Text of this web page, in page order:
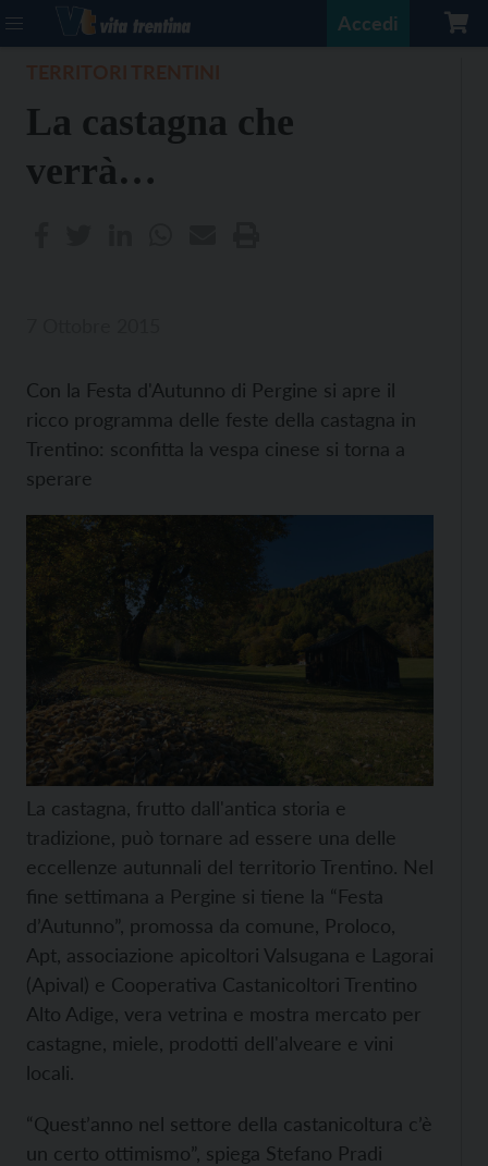
Accedi
La castagna che
verrà…
Con la Festa d'Autunno di Pergine si apre il
ricco programma delle feste della castagna in
Trentino: sconfitta la vespa cinese si torna a
sperare
La castagna, frutto dall'antica storia e
tradizione, può tornare ad essere una delle
eccellenze autunnali del territorio Trentino. Nel
fine settimana a Pergine si tiene la “Festa
d’Autunno”, promossa da comune, Proloco,
Apt, associazione apicoltori Valsugana e Lagorai
(Apival) e Cooperativa Castanicoltori Trentino
Alto Adige, vera vetrina e mostra mercato per
castagne, miele, prodotti dell'alveare e vini
locali.
“Quest’anno nel settore della castanicoltura c’è
un certo ottimismo”, spiega Stefano Pradi